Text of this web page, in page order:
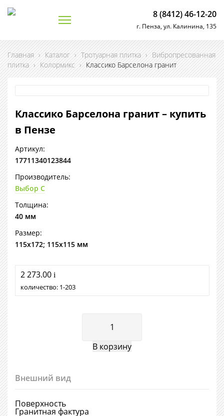
8 (8412) 46-12-20
г. Пенза, ул. Калинина, 135
Главная › Каталог › Тротуарная плитка › Вибропресованная
плитка › Колормикс › Классико Барселона гранит
Классико Барселона гранит – купить
в Пензе
Артикул:
17711340123844
Производитель:
Выбор С
Толщина:
40 мм
Размер:
115х172; 115х115 мм
2 273.00 i
количество: 1 203
Внешний вид
Поверхность
Гранитная фактура